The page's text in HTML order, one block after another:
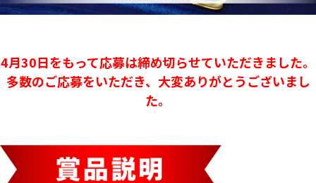
4月30日をもって応募は締め切らせていただきました。
多数のご応募をいただき、大変ありがとうございまし
た。